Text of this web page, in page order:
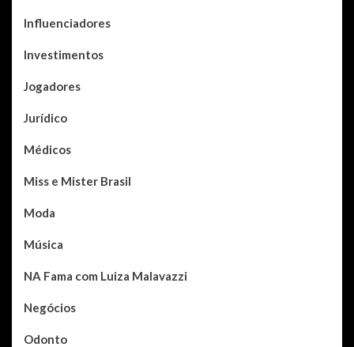
Influenciadores
Investimentos
Jogadores
Jurídico
Médicos
Miss e Mister Brasil
Moda
Música
NA Fama com Luiza Malavazzi
Negócios
Odonto